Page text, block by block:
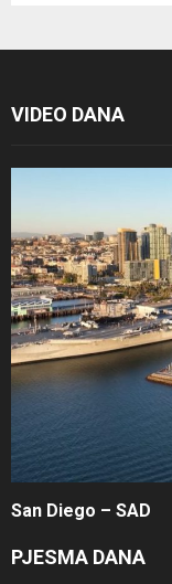
VIDEO DANA
San Diego – SAD
PJESMA DANA